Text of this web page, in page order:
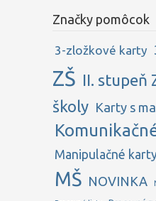
Značky pomôcok
3-zložkové karty
ZŠ II. stupeň
školy Karty s
Manipulačné
MŠ NOVINKA